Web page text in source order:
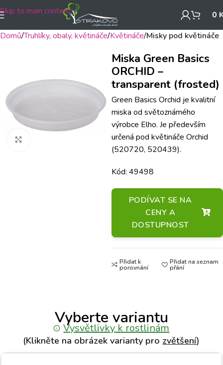
Skip to main content 0
Domů Truhlíky, obaly, květináče Květináče Misky pod květináče
Miska Green Basics
ORCHID –
transparent (frosted)
Green Basics Orchid je kvalitní
miska od světoznámého
výrobce Elho. Je především
určená pod květináče Orchid
(520720, 520439).
Kód: 49498
PODÍVAT SE NA
CENY A
DOSTUPNOST
Přidat k
porovnání
Přidat na seznam
přání
Vyberte variantu
Vysvětlivky k rostlinám
(Klikněte na obrázek varianty pro zvětšení)